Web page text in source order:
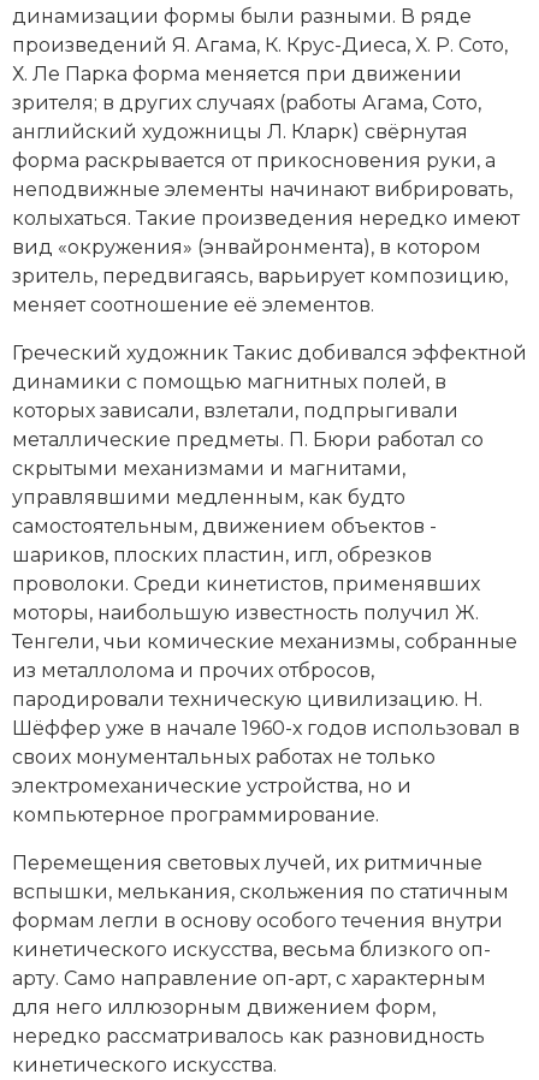
динамизации формы были разными. В ряде
произведений Я. Агама, К. Крус-Диеса, Х. Р. Сото,
Х. Ле Парка форма меняется при движении
зрителя; в других случаях (работы Агама, Сото,
английский художницы Л. Кларк) свёрнутая
форма раскрывается от прикосновения руки, а
неподвижные элементы начинают вибрировать,
колыхаться. Такие произведения нередко имеют
вид «окружения» (энвайронмента), в котором
зритель, передвигаясь, варьирует композицию,
меняет соотношение её элементов.
Греческий художник Такис добивался эффектной
динамики с помощью магнитных полей, в
которых зависали, взлетали, подпрыгивали
металлические предметы. П. Бюри работал со
скрытыми механизмами и магнитами,
управлявшими медленным, как будто
самостоятельным, движением объектов -
шариков, плоских пластин, игл, обрезков
проволоки. Среди кинетистов, применявших
моторы, наибольшую известность получил Ж.
Тенгели, чьи комические механизмы, собранные
из металлолома и прочих отбросов,
пародировали техническую цивилизацию. Н.
Шёффер уже в начале 1960-х годов использовал в
своих монументальных работах не только
электромеханические устройства, но и
компьютерное программирование.
Перемещения световых лучей, их ритмичные
вспышки, мелькания, скольжения по статичным
формам легли в основу особого течения внутри
кинетического искусства, весьма близкого оп-
арту. Само направление оп-арт, с характерным
для него иллюзорным движением форм,
нередко рассматривалось как разновидность
кинетического искусства.